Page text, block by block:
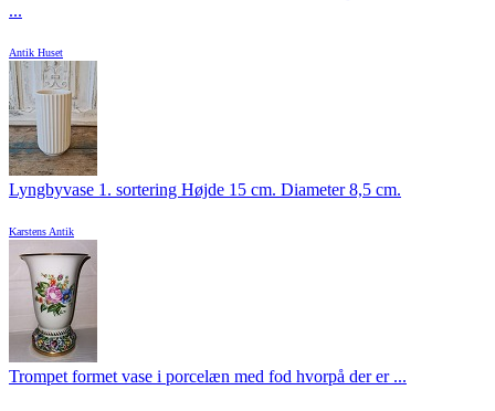
...
Antik Huset
Lyngbyvase 1. sortering Højde 15 cm. Diameter 8,5 cm.
Karstens Antik
Trompet formet vase i porcelæn med fod hvorpå der er ...